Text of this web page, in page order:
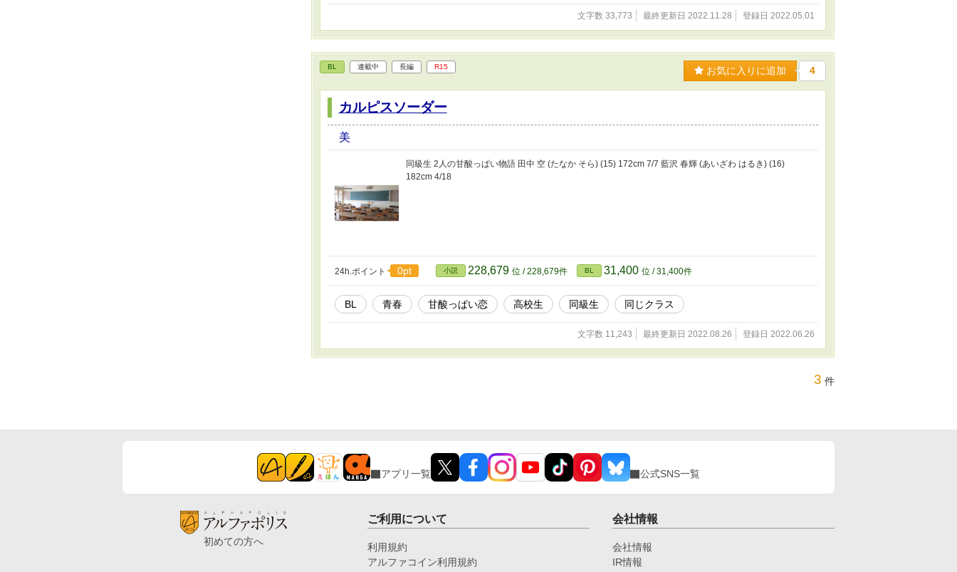
文字数 33,773 最終更新日 2022.11.28 登録日 2022.05.01
BL 連載中 長編 R15 お気に入りに追加 4
カルピスソーダー
美
同級生 2人の甘酸っぱい物語 田中 空 (たなか そら) (15) 172cm 7/7 藍沢 春輝 (あいざわ はるき) (16)
182cm 4/18
24h.ポイント 0pt 小説 228,679 位 / 228,679件 BL 31,400 位 / 31,400件
BL 青春 甘酸っぱい恋 高校生 同級生 同じクラス
文字数 11,243 最終更新日 2022.08.26 登録日 2022.06.26
3 件
アプリ一覧 公式SNS一覧
初めての方へ
ご利用について
利用規約
アルファコイン利用規約
会社情報
会社情報
IR情報